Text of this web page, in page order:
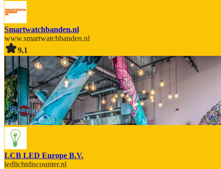
Smartwatchbanden.nl
www.smartwatchbanden.nl
9,1
LCB LED Europe B.V.
ledlichtdiscounter.nl